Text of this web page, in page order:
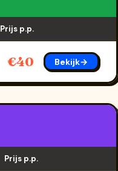
Prijs p.p.
€40 Bekijk→
Prijs p.p.